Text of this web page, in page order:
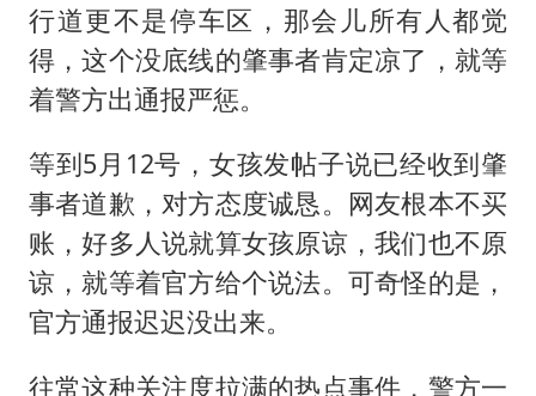
行道更不是停车区，那会儿所有人都觉
得，这个没底线的肇事者肯定凉了，就等
着警方出通报严惩。
等到5月12号，女孩发帖子说已经收到肇
事者道歉，对方态度诚恳。网友根本不买
账，好多人说就算女孩原谅，我们也不原
谅，就等着官方给个说法。可奇怪的是，
官方通报迟迟没出来。
往常这种关注度拉满的热点事件，警方一